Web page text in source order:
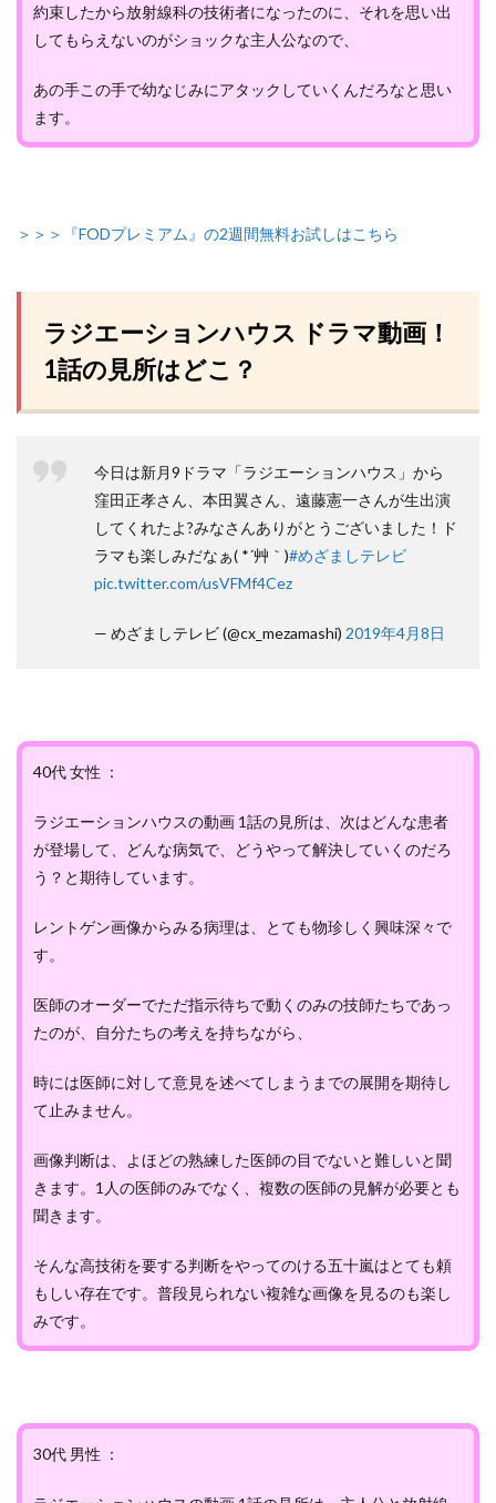
約束したから放射線科の技術者になったのに、それを思い出
してもらえないのがショックな主人公なので、
あの手この手で幼なじみにアタックしていくんだろなと思い
ます。
＞＞＞『FODプレミアム』の2週間無料お試しはこちら
ラジエーションハウス ドラマ動画！
1話の見所はどこ？
今日は新月9ドラマ「ラジエーションハウス」から
窪田正孝さん、本田翼さん、遠藤憲一さんが生出演
してくれたよ?みなさんありがとうございました！ド
ラマも楽しみだなぁ( *´艸｀)#めざましテレビ
pic.twitter.com/usVFMf4Cez
— めざましテレビ (@cx_mezamashi) 2019年4月8日
40代 女性 ：
ラジエーションハウスの動画 1話の見所は、次はどんな患者
が登場して、どんな病気で、どうやって解決していくのだろ
う？と期待しています。
レントゲン画像からみる病理は、とても物珍しく興味深々で
す。
医師のオーダーでただ指示待ちで動くのみの技師たちであっ
たのが、自分たちの考えを持ちながら、
時には医師に対して意見を述べてしまうまでの展開を期待し
て止みません。
画像判断は、よほどの熟練した医師の目でないと難しいと聞
きます。1人の医師のみでなく、複数の医師の見解が必要とも
聞きます。
そんな高技術を要する判断をやってのける五十嵐はとても頼
もしい存在です。普段見られない複雑な画像を見るのも楽し
みです。
30代 男性 ：